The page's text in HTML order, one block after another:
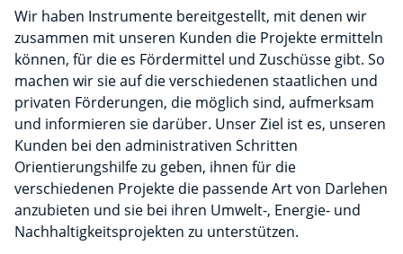
Wir haben Instrumente bereitgestellt, mit denen wir
zusammen mit unseren Kunden die Projekte ermitteln
können, für die es Fördermittel und Zuschüsse gibt. So
machen wir sie auf die verschiedenen staatlichen und
privaten Förderungen, die möglich sind, aufmerksam
und informieren sie darüber. Unser Ziel ist es, unseren
Kunden bei den administrativen Schritten
Orientierungshilfe zu geben, ihnen für die
verschiedenen Projekte die passende Art von Darlehen
anzubieten und sie bei ihren Umwelt-, Energie- und
Nachhaltigkeitsprojekten zu unterstützen.